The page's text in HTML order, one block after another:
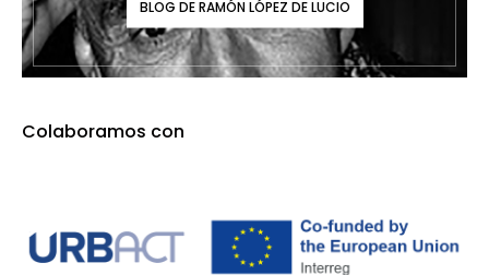
BLOG DE RAMÓN LÓPEZ DE LUCIO
Colaboramos con